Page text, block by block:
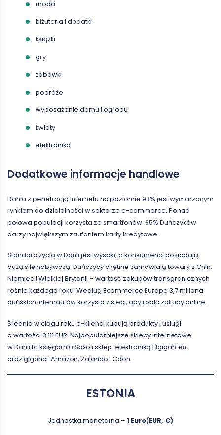
moda
biżuteria i dodatki
książki
gry
zabawki
podróże
wyposażenie domu i ogrodu
kwiaty
elektronika
Dodatkowe informacje handlowe
Dania z penetracją Internetu na poziomie 98% jest wymarzonym
rynkiem do działalności w sektorze e-commerce. Ponad
połowa populacji korzysta ze smartfonów. 65% Duńczyków
darzy największym zaufaniem karty kredytowe.
Standard życia w Danii jest wysoki, a konsumenci posiadają
dużą siłę nabywczą. Duńczycy chętnie zamawiają towary z Chin,
Niemiec i Wielkiej Brytanii – wartość zakupów transgranicznych
rośnie każdego roku. Według Ecommerce Europe 3,7 miliona
duńskich internautów korzysta z sieci, aby robić zakupy online.
Średnio w ciągu roku e-klienci kupują produkty i usługi
o wartości 3.111 EUR. Najpopularniejsze sklepy internetowe
w Danii to księgarnia Saxo i sklep elektroniką Elgiganten
oraz giganci: Amazon, Zalando i Cdon.
ESTONIA
Jednostka monetarna – 1 Euro(EUR, €)